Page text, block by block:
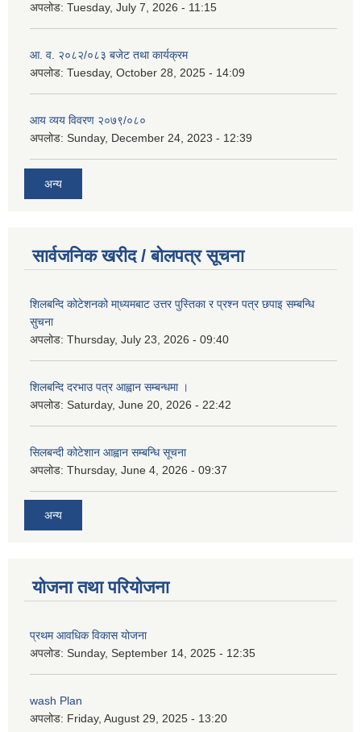
अपलोड: Tuesday, July 7, 2026 - 11:15
आ. व. २०८२/०८३ बजेट तथा कार्यक्रम
अपलोड: Tuesday, October 28, 2025 - 14:09
आय व्यय विवरण २०७९/०८०
अपलोड: Sunday, December 24, 2023 - 12:39
अन्य
सार्वजनिक खरीद / बोलपत्र सूचना
शिलबन्दि कोटेशनको मा्ध्यमबाट उत्तर पुस्तिका र प्रश्न पत्र छपाइ सम्बन्धि
सुचना
अपलोड: Thursday, July 23, 2026 - 09:40
शिलबन्दि दरभाउ पत्र आह्वान सम्बन्धमा ।
अपलोड: Saturday, June 20, 2026 - 22:42
सिलबन्दी कोटेशान आह्वान सम्बन्धि सूचना
अपलोड: Thursday, June 4, 2026 - 09:37
अन्य
योजना तथा परियोजना
प्रथम आवधिक विकास योजना
अपलोड: Sunday, September 14, 2025 - 12:35
wash Plan
अपलोड: Friday, August 29, 2025 - 13:20